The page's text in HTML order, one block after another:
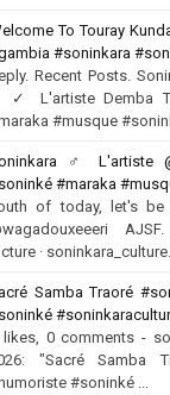
To Touray
#soninkara
Recent Posts.
L'artiste Demba
#musque
‍♂️ L'artiste
#maraka
of today, let's be
· soninkara_culture.
Samba Traoré
0 comments -
"Sacré Samba
#soninké ...